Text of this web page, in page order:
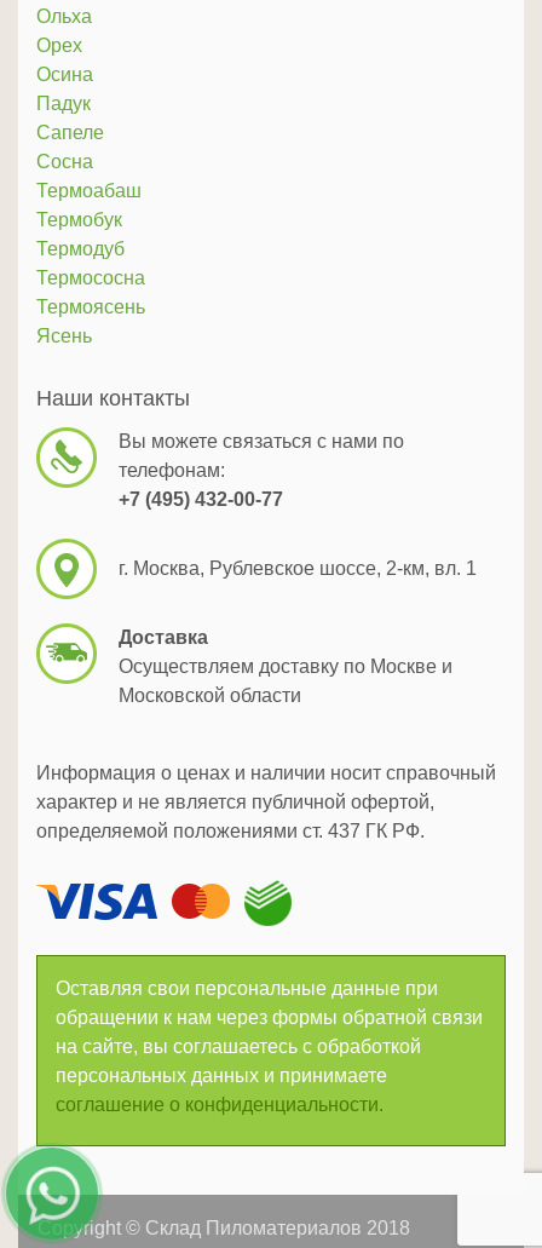
Ольха
Орех
Осина
Падук
Сапеле
Сосна
Термоабаш
Термобук
Термодуб
Термососна
Термоясень
Ясень
Наши контакты
Вы можете связаться с нами по
телефонам:
+7 (495) 432-00-77
г. Москва, Рублевское шоссе, 2-км, вл. 1
Доставка
Осуществляем доставку по Москве и
Московской области
Информация о ценах и наличии носит справочный
характер и не является публичной офертой,
определяемой положениями ст. 437 ГК РФ.
Оставляя свои персональные данные при
обращении к нам через формы обратной связи
на сайте, вы соглашаетесь с обработкой
персональных данных и принимаете
соглашение о конфиденциальности.
Copyright © Склад Пиломатериалов 2018